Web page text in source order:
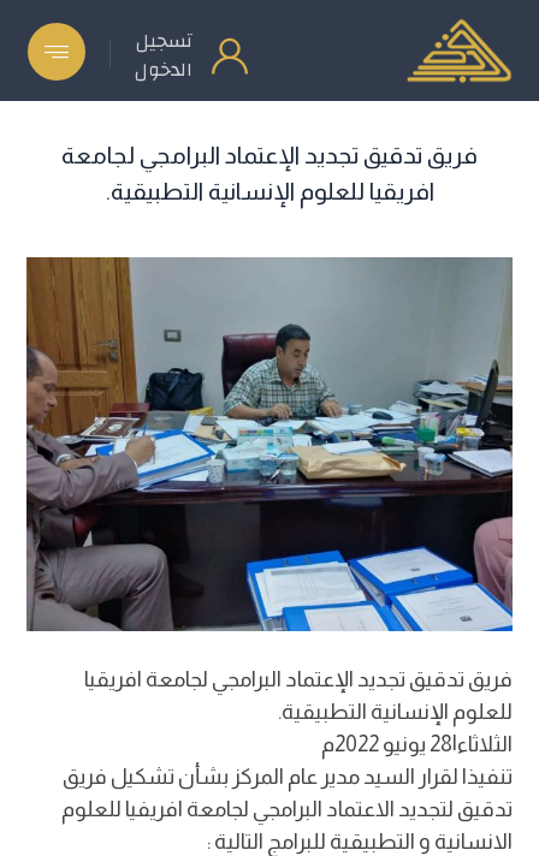
تسجيل
الدخول
فريق تدقيق تجديد الإعتماد البرامجي لجامعة
افريقيا للعلوم الإنسانية التطبيقية.
فريق تدقيق تجديد الإعتماد البرامجي لجامعة افريقيا
للعلوم الإنسانية التطبيقية.
الثلاثاء|28 يونيو 2022م
تنفيذا لقرار السيد مدير عام المركز بشأن تشكيل فريق
تدقيق لتجديد الاعتماد البرامجي لجامعة افريفيا للعلوم
الانسانية و التطبيقية للبرامج التالية :